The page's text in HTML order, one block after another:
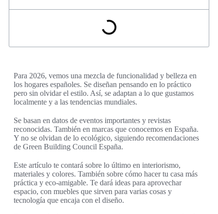
Para 2026, vemos una mezcla de funcionalidad y belleza en
los hogares españoles. Se diseñan pensando en lo práctico
pero sin olvidar el estilo. Así, se adaptan a lo que gustamos
localmente y a las tendencias mundiales.
Se basan en datos de eventos importantes y revistas
reconocidas. También en marcas que conocemos en España.
Y no se olvidan de lo ecológico, siguiendo recomendaciones
de Green Building Council España.
Este artículo te contará sobre lo último en interiorismo,
materiales y colores. También sobre cómo hacer tu casa más
práctica y eco-amigable. Te dará ideas para aprovechar
espacio, con muebles que sirven para varias cosas y
tecnología que encaja con el diseño.